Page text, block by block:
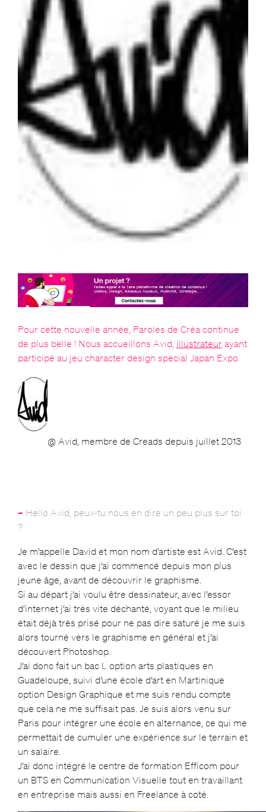
Pour cette nouvelle année, Paroles de Créa continue
de plus belle ! Nous accueillons Avid, illustrateur ayant
participé au jeu character design special Japan Expo.
@ Avid, membre de Creads depuis juillet 2013
– Hello Avid, peux-tu nous en dire un peu plus sur toi
?
Je m’appelle David et mon nom d’artiste est Avid. C’est
avec le dessin que j’ai commencé depuis mon plus
jeune âge, avant de découvrir le graphisme.
Si au départ j’ai voulu être dessinateur, avec l’essor
d’internet j’ai très vite déchanté, voyant que le milieu
était déjà très prisé pour ne pas dire saturé je me suis
alors tourné vers le graphisme en général et j’ai
découvert Photoshop.
J’ai donc fait un bac L option arts plastiques en
Guadeloupe, suivi d’une école d’art en Martinique
option Design Graphique et me suis rendu compte
que cela ne me suffisait pas. Je suis alors venu sur
Paris pour intégrer une école en alternance, ce qui me
permettait de cumuler une expérience sur le terrain et
un salaire.
J’ai donc intégré le centre de formation Efficom pour
un BTS en Communication Visuelle tout en travaillant
en entreprise mais aussi en Freelance à coté.